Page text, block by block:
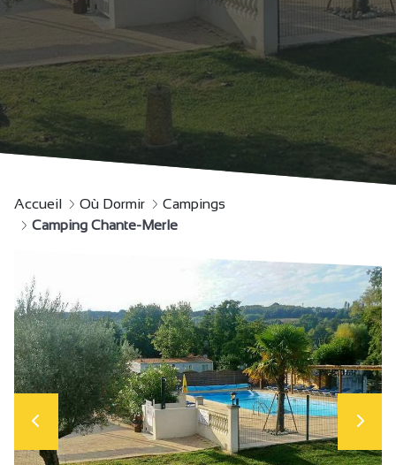
Accueil Où Dormir
Campings
Camping Chante-Merle